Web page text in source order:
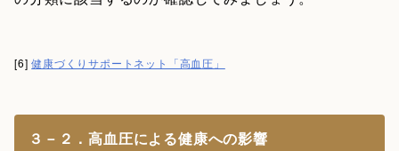
[6]健康づくりサポートネット「高血圧」
３－２．高血圧による健康への影響